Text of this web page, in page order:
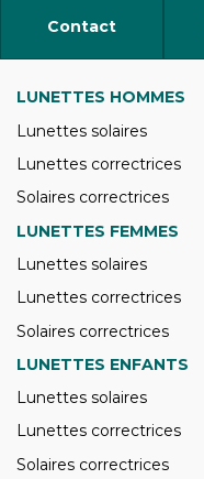
Contact
LUNETTES HOMMES
Lunettes solaires
Lunettes correctrices
Solaires correctrices
LUNETTES FEMMES
Lunettes solaires
Lunettes correctrices
Solaires correctrices
LUNETTES ENFANTS
Lunettes solaires
Lunettes correctrices
Solaires correctrices